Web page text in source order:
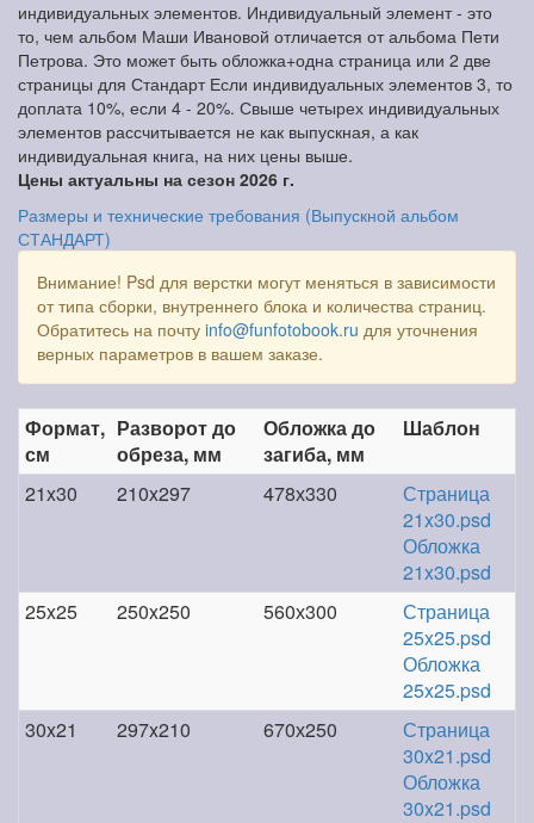
индивидуальных элементов. Индивидуальный элемент - это
то, чем альбом Маши Ивановой отличается от альбома Пети
Петрова. Это может быть обложка+одна страница или 2 две
страницы для Стандарт Если индивидуальных элементов 3, то
доплата 10%, если 4 - 20%. Свыше четырех индивидуальных
элементов рассчитывается не как выпускная, а как
индивидуальная книга, на них цены выше.
Цены актуальны на сезон 2026 г.
Размеры и технические требования (Выпускной альбом
СТАНДАРТ)
Внимание! Psd для верстки могут меняться в зависимости
от типа сборки, внутреннего блока и количества страниц.
Обратитесь на почту info@funfotobook.ru для уточнения
верных параметров в вашем заказе.
Формат,
см
Разворот до
обреза, мм
Обложка до
загиба, мм
Шаблон
21x30 210x297 478х330
Страница
21x30.psd
Обложка
21x30.psd
25x25
250x250 560х300
Страница
25x25.psd
Обложка
25x25.psd
30x21
297x210 670х250
Страница
30x21.psd
Обложка
30x21.psd